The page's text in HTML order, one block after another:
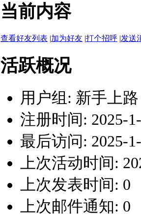
当前内容
查看好友列表 |加为好友 |打个招呼 |发送
活跃概况
用户组: 新手上路
注册时间: 2025-
最后访问: 2025-
上次活动时间:
上次发表时间: 0
上次邮件通知: 0